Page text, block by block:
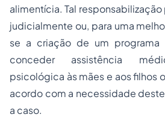
alimentícia. Tal
judicialmente ou, para uma
se a criação de um programa
conceder assistência
psicológica às mães e aos filhos
acordo com a necessidade
a caso.